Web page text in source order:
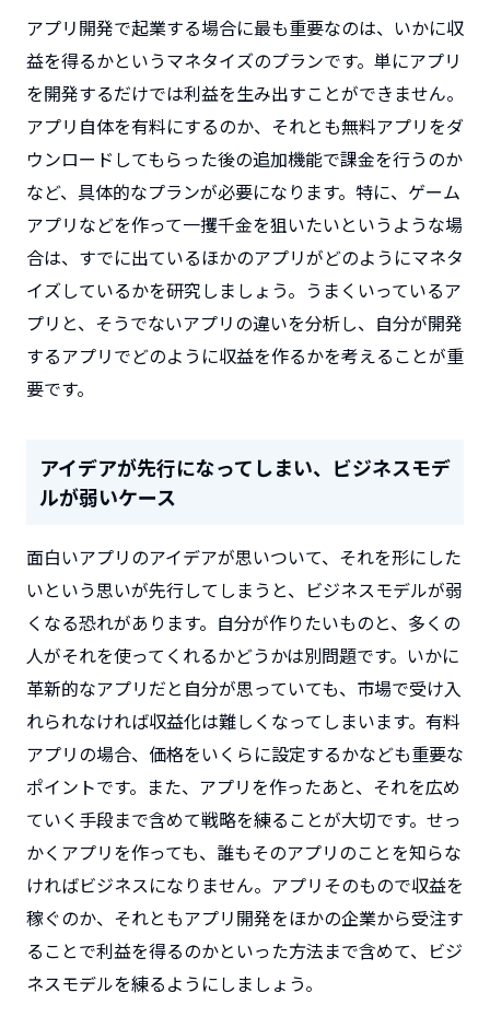
アプリ開発で起業する場合に最も重要なのは、いかに収
益を得るかというマネタイズのプランです。単にアプリ
を開発するだけでは利益を生み出すことができません。
アプリ自体を有料にするのか、それとも無料アプリをダ
ウンロードしてもらった後の追加機能で課金を行うのか
など、具体的なプランが必要になります。特に、ゲーム
アプリなどを作って一攫千金を狙いたいというような場
合は、すでに出ているほかのアプリがどのようにマネタ
イズしているかを研究しましょう。うまくいっているア
プリと、そうでないアプリの違いを分析し、自分が開発
するアプリでどのように収益を作るかを考えることが重
要です。
アイデアが先行になってしまい、ビジネスモデ
ルが弱いケース
面白いアプリのアイデアが思いついて、それを形にした
いという思いが先行してしまうと、ビジネスモデルが弱
くなる恐れがあります。自分が作りたいものと、多くの
人がそれを使ってくれるかどうかは別問題です。いかに
革新的なアプリだと自分が思っていても、市場で受け入
れられなければ収益化は難しくなってしまいます。有料
アプリの場合、価格をいくらに設定するかなども重要な
ポイントです。また、アプリを作ったあと、それを広め
ていく手段まで含めて戦略を練ることが大切です。せっ
かくアプリを作っても、誰もそのアプリのことを知らな
ければビジネスになりません。アプリそのもので収益を
稼ぐのか、それともアプリ開発をほかの企業から受注す
ることで利益を得るのかといった方法まで含めて、ビジ
ネスモデルを練るようにしましょう。